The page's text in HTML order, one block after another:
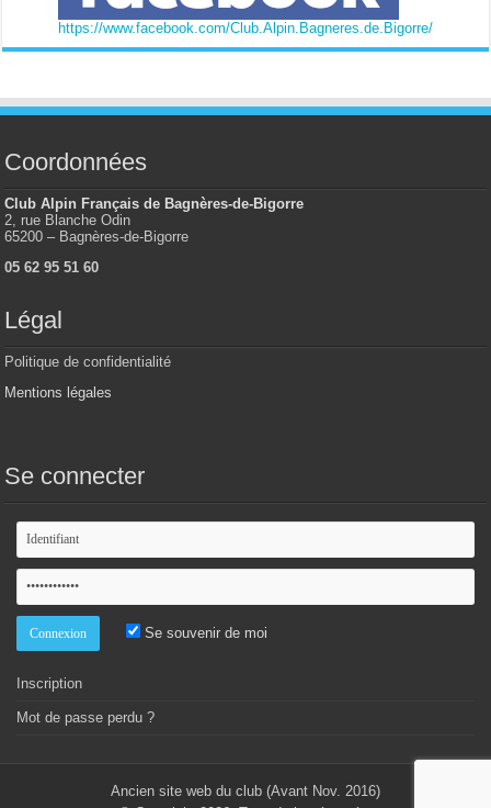
https://www.facebook.com/Club.Alpin.Bagneres.de.Bigorre/
Coordonnées
Club Alpin Français de Bagnères-de-Bigorre
2, rue Blanche Odin
65200 – Bagnères-de-Bigorre
05 62 95 51 60
Légal
Politique de confidentialité
Mentions légales
Se connecter
Se souvenir de moi
Inscription
Mot de passe perdu ?
Ancien site web du club (Avant Nov. 2016)